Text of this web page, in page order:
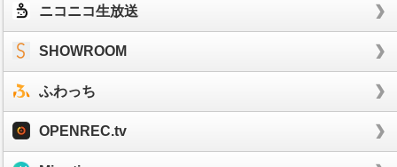
ニコニコ生放送
SHOWROOM
ふわっち
OPENREC.tv